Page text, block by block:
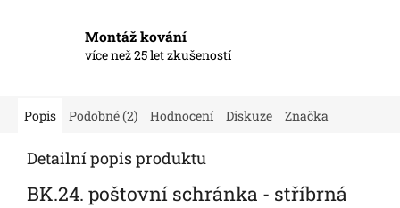
Montáž kování
více než 25 let zkušeností
Popis Podobné (2) Hodnocení Diskuze Značka
Detailní popis produktu
BK.24. poštovní schránka - stříbrná